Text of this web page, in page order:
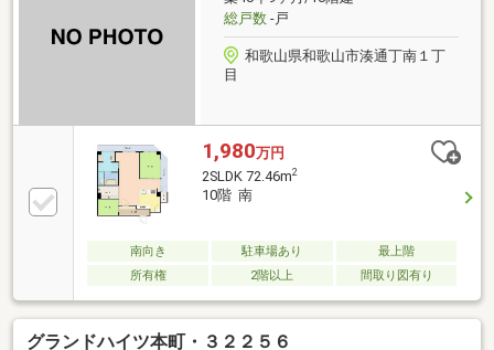
総戸数-戸
和歌山県和歌山市湊通丁南１丁
目
1,980万円
2SLDK 72.46m2
10階 南
南向き 駐車場あり
最上階
所有権
2階以上 間取り図有り
グランドハイツ本町・３２２５６